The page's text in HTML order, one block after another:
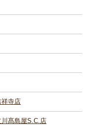
寺店
髙島屋S.C.店